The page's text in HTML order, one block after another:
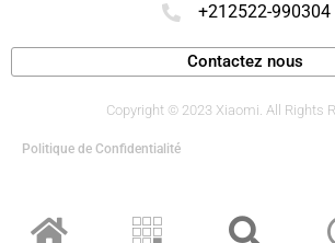
+212522-990304
Contactez nous
Copyright © 2023 Xiaomi. All Rights
Politique de Confidentialité